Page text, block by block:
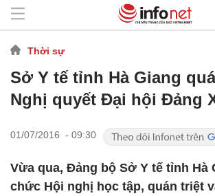
Thời sự
Sở Y tế tỉnh Hà Giang
Nghị quyết Đại hội Đảng
01/07/2016 - 09:30
Vừa qua, Đảng bộ Sở Y tế tỉnh Hà
chức Hội nghị học tập, quán triệt